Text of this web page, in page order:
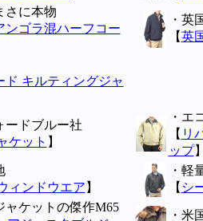
さに本物
ンゴラ混ハーフコー
・英
【英
ド キルティングジャ
ードブルー社
ケット 】
・エ
【 リ
ップ
ィンドウエア 】
・軽
【 シ
ャケットの傑作M65
・米